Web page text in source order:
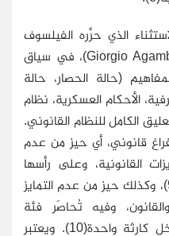
الذي حرَّره الفيلسوف
Giorgio)، في سياق
(حالة الحصار، حالة
الأحكام العسكرية، نظام
الكامل للنظام القانوني.
قانوني، أي حيز من عدم
القانونية، وعلى رأسها
التمايز نفسه بين العام والخاص(9)، وكذلك حيز من عدم التمايز
وفيه تُحاصَر فئة
المخلوقات والنظام القانوني داخل كارثة واحدة(10). ويعتبر